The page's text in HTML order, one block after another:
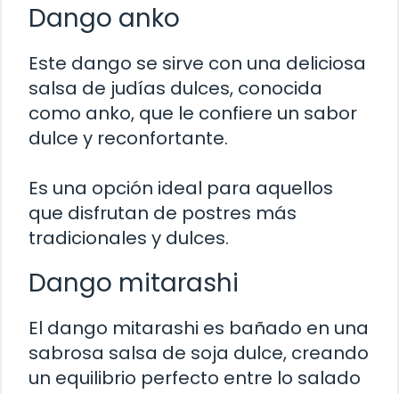
Dango anko
Este dango se sirve con una deliciosa
salsa de judías dulces, conocida
como anko, que le confiere un sabor
dulce y reconfortante.
Es una opción ideal para aquellos
que disfrutan de postres más
tradicionales y dulces.
Dango mitarashi
El dango mitarashi es bañado en una
sabrosa salsa de soja dulce, creando
un equilibrio perfecto entre lo salado